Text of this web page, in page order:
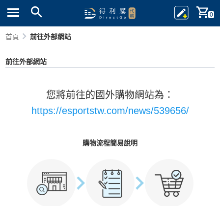
0
首頁 前往外部網站
前往外部網站
您將前往的國外購物網站為：
https://esportstw.com/news/539656/
購物流程簡易說明